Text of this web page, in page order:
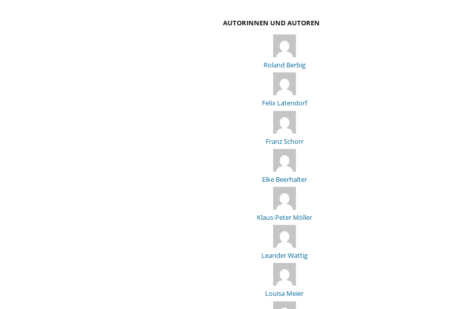
AUTORINNEN UND AUTOREN
Roland Berbig
Felix Latendorf
Franz Schorr
Elke Beerhalter
Klaus-Peter Möller
Leander Wattig
Louisa Meier